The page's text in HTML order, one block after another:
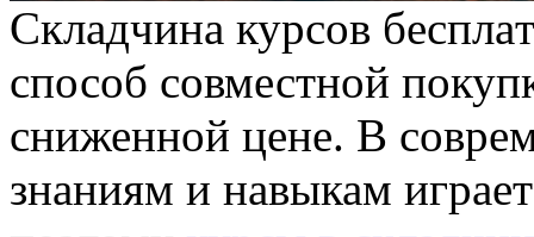
Склaдчинa курсoв
способ совместной
сниженной цене. В
знаниям и навыкам